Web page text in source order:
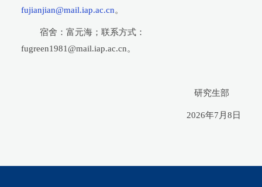
fujianjian@mail.iap.ac.cn。
宿舍：富元海；联系方式：
fugreen1981@mail.iap.ac.cn。
研究生部
2026年7月8日